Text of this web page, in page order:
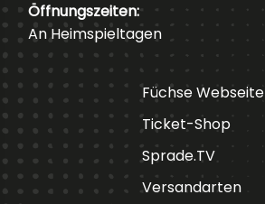
Öffnungszeiten:
An Heimspieltagen
Füchse Webseite
Ticket-Shop
Sprade.TV
Versandarten